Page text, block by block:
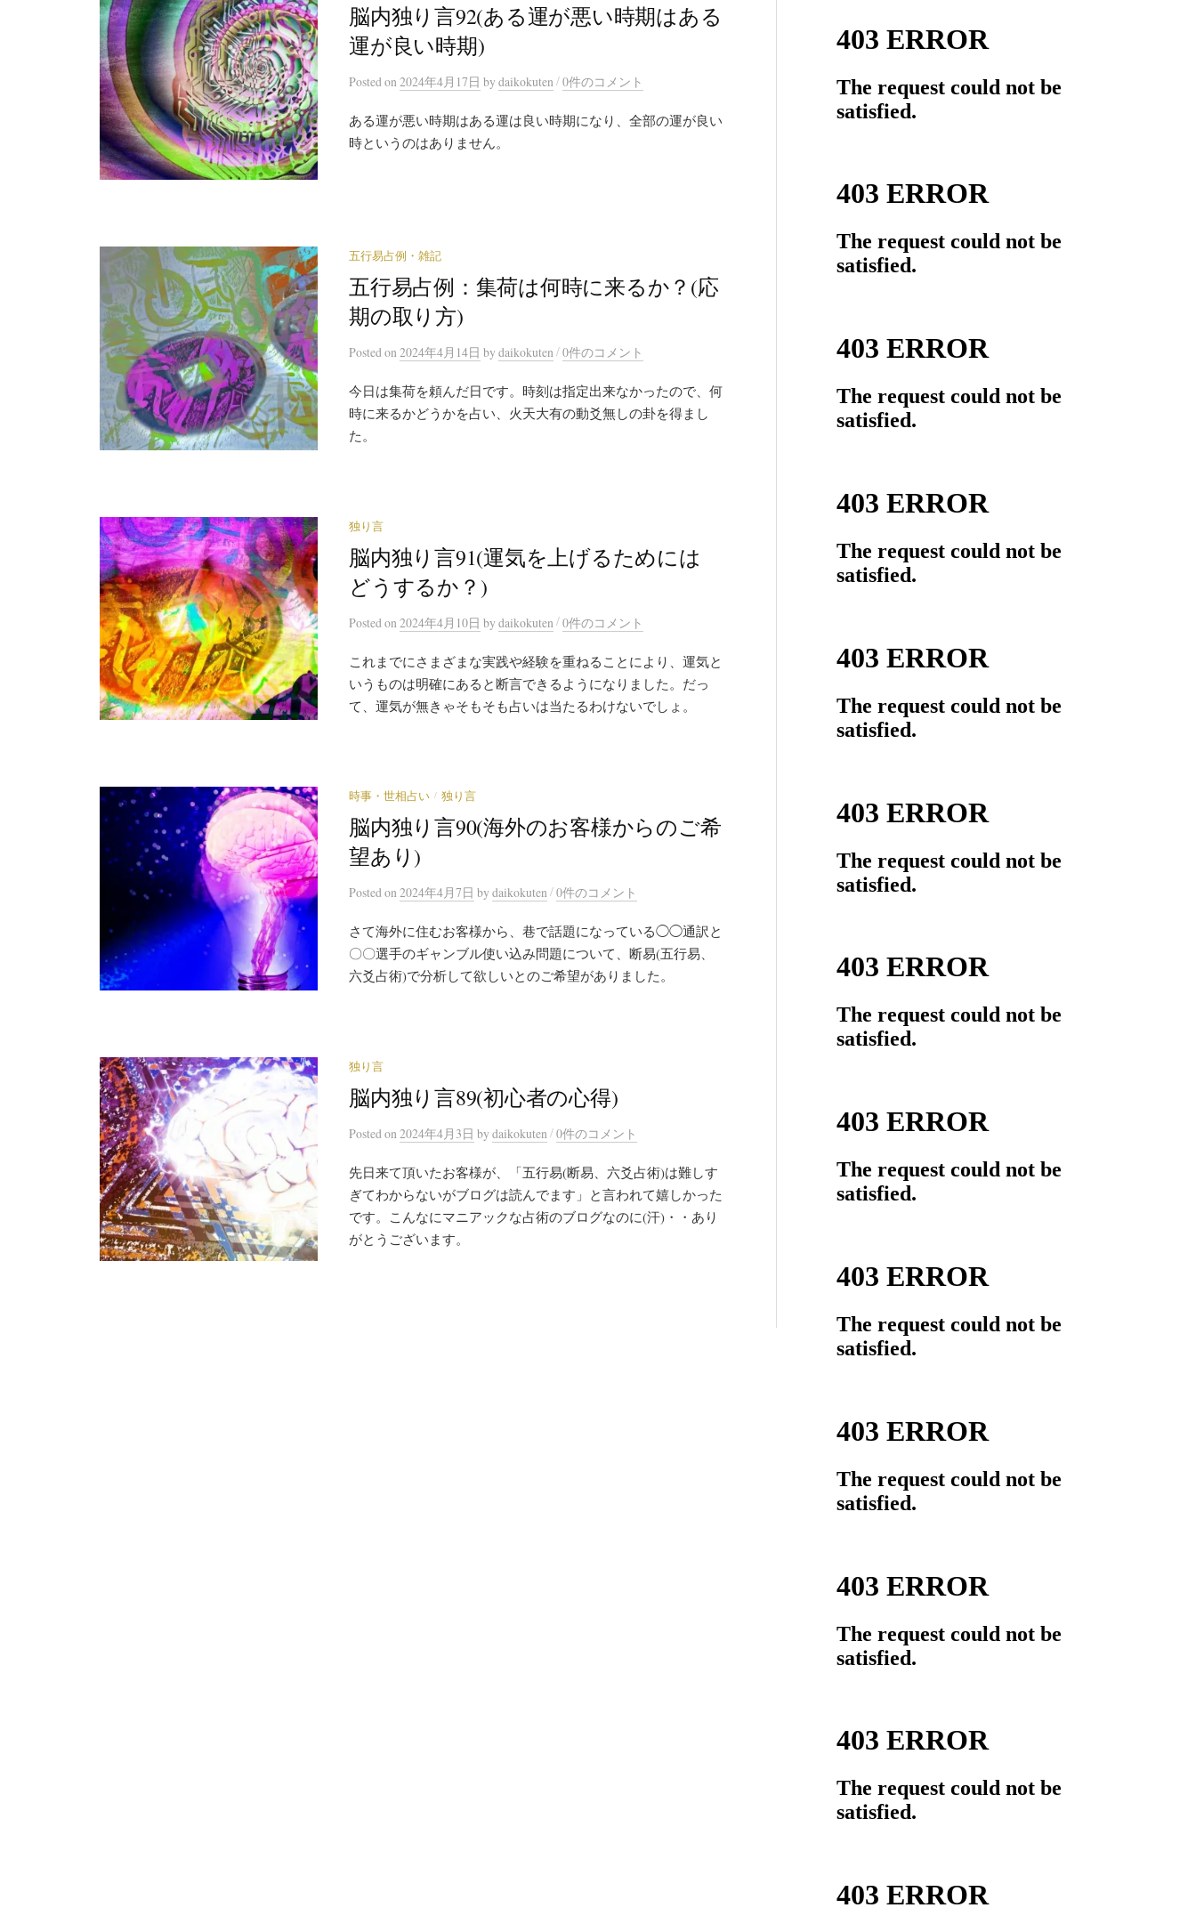
脳内独り言92(ある運が悪い時期はある
運が良い時期)
Postedon 2024年4月17日 by daikokuten /0件のコメント
ある運が悪い時期はある運は良い時期になり、全部の運が良い
時というのはありません。
五行易占例・雑記
五行易占例：集荷は何時に来るか？(応
期の取り方)
Postedon 2024年4月14日 by daikokuten /0件のコメント
今日は集荷を頼んだ日です。時刻は指定出来なかったので、何
時に来るかどうかを占い、火天大有の動爻無しの卦を得まし
た。
独り言
脳内独り言91(運気を上げるためには
どうするか？)
Posted on 2024年4月10日 by daikokuten /0件のコメント
これまでにさまざまな実践や経験を重ねることにより、運気と
いうものは明確にあると断言できるようになりました。だっ
て、運気が無きゃそもそも占いは当たるわけないでしょ。
時事・世相占い / 独り言
脳内独り言90(海外のお客様からのご希
望あり)
Postedon 2024年4月7日 by daikokuten /0件のコメント
さて海外に住むお客様から、巷で話題になっている◯◯通訳と
〇〇選手のギャンブル使い込み問題について、断易(五行易、
六爻占術)で分析して欲しいとのご希望がありました。
独り言
脳内独り言89(初心者の心得)
Postedon 2024年4月3日 by daikokuten /0件のコメント
先日来て頂いたお客様が、「五行易(断易、六爻占術)は難しす
ぎてわからないがブログは読んでます」と言われて嬉しかった
です。こんなにマニアックな占術のブログなのに(汗)・・あり
がとうございます。